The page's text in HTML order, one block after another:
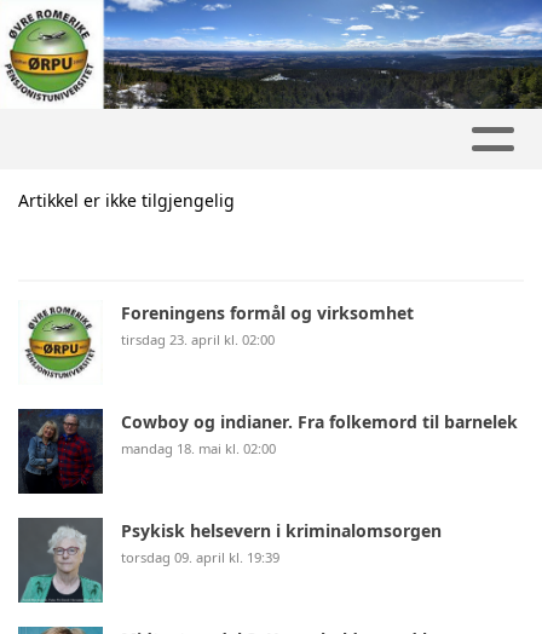
Artikkel er ikke tilgjengelig
Foreningens formål og virksomhet
tirsdag 23. april kl. 02:00
Cowboy og indianer. Fra folkemord til barnelek
mandag 18. mai kl. 02:00
Psykisk helsevern i kriminalomsorgen
torsdag 09. april kl. 19:39